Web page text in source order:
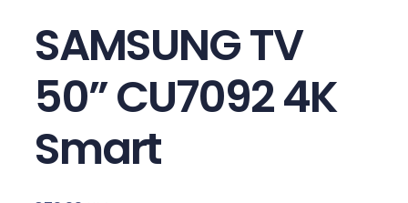
SAMSUNG TV
50” CU7092 4K
Smart